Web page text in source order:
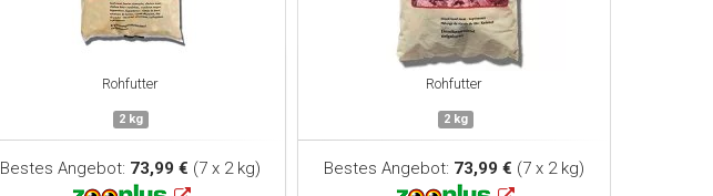
Rohfutter
2 kg
Bestes Angebot: 73,99 € (7 x 2 kg)
Rohfutter
2 kg
Bestes Angebot: 73,99 € (7 x 2 kg)